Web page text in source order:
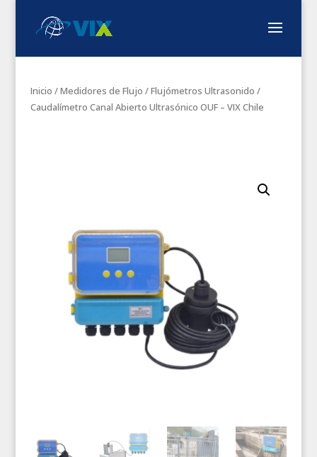
Inicio /Medidores de Flujo /Flujómetros Ultrasonido /
Caudalímetro Canal Abierto Ultrasónico OUF – VIX Chile